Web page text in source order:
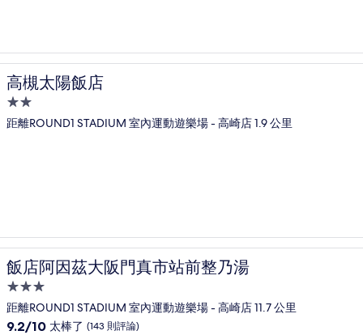
高槻太陽飯店
高槻太陽飯店
2.0
星
距離ROUND1 STADIUM 室內運動遊樂場 - 高崎店 1.9 公里
飯店阿因茲大阪門真市站前整乃湯
飯店阿因茲大阪門真市站前整乃湯
3.0
星
級
距離ROUND1 STADIUM 室內運動遊樂場 - 高崎店 11.7 公里
9.2
9.2/10 太棒了 (143 則評論)